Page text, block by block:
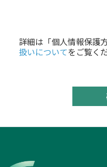
詳細は「個人情報保護
扱いについてをご覧く